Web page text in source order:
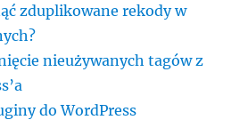
zduplikowane rekody w
nieużywanych tagów z
do WordPress